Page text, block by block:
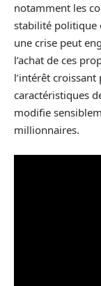
notamment les
stabilité politique
une crise peut
l’achat de ces
l’intérêt
caractéristiques
modifie
millionnaires.